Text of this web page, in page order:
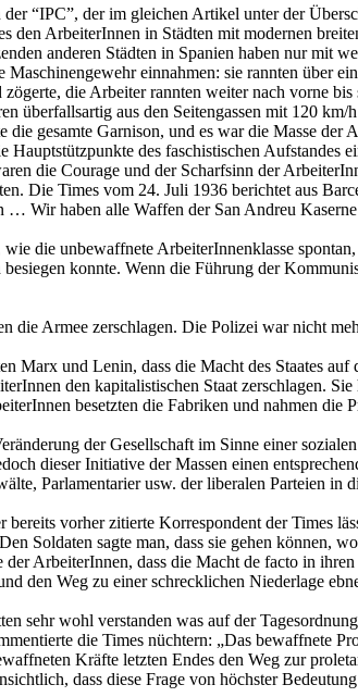
“IPC”, der im gleichen Artikel unter der
den ArbeiterInnen in Städten mit modernen
anderen Städten in Spanien haben nur mit
einnahmen: sie rannten über
die Arbeiter rannten weiter nach vorne
überfallsartig aus den Seitengassen mit 120 km/
gesamte Garnison, und es war die Masse
des faschistischen Aufstandes
die Courage und der Scharfsinn der
Die Times vom 24. Juli 1936 berichtet aus
Wir haben alle Waffen der San Andreu Kaserne
die unbewaffnete ArbeiterInnenklasse
konnte. Wenn die Führung der
die Armee zerschlagen. Die Polizei war nicht
Marx und Lenin, dass die Macht des Staates
den kapitalistischen Staat zerschlagen.
besetzten die Fabriken und nahmen die
der Gesellschaft im Sinne einer
dieser Initiative der Massen einen
Parlamentarier usw. der liberalen Parteien in
vorher zitierte Korrespondent der Times
Soldaten sagte man, dass sie gehen können,
ArbeiterInnen, dass die Macht de facto in
den Weg zu einer schrecklichen Niederlage
sehr wohl verstanden was auf der
die Times nüchtern: „Das bewaffnete
Kräfte letzten Endes den Weg zur
dass diese Frage von höchster